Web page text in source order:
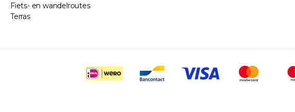
Fiets- en wandelroutes
Terras